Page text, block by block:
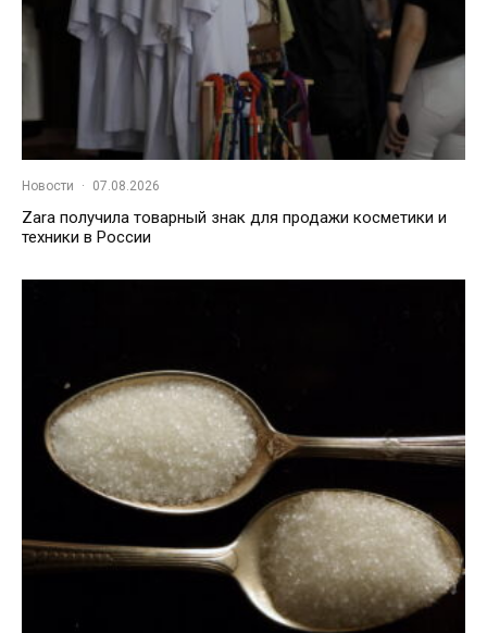
Новости · 07.08.2026
Zara получила товарный знак для продажи косметики и
техники в России